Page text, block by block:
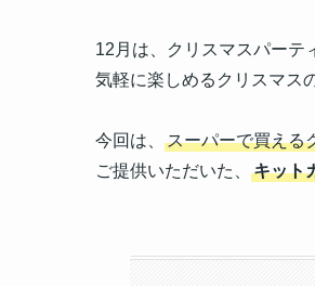
12月は、クリスマスパーテ
気軽に楽しめるクリスマス
今回は、 スーパーで買える
ご提供いただいた、
キット